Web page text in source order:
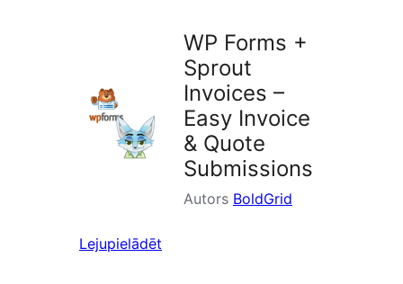
WP Forms +
Sprout
Invoices –
Easy Invoice
& Quote
Submissions
Autors BoldGrid
Lejupielādēt